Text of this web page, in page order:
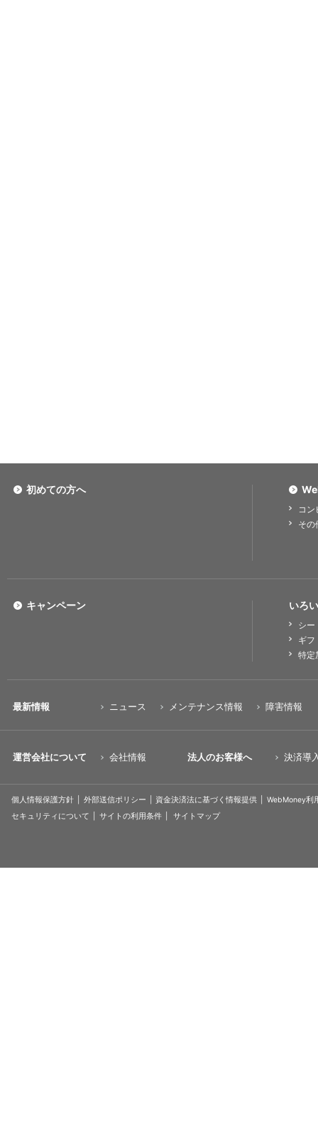
初めての方へ
コ
その
いろ
シー
ギフ
特定
キャンペーン
最新情報 ニュース メンテナンス情報 障害情報
運営会社について 会社情報 法人のお客様へ 決済導
個人情報保護方針 外部送信ポリシー 資金決済法に基づく情報提供
WebMoney利
セキュリティについて
サイトの利用条件 サイトマップ